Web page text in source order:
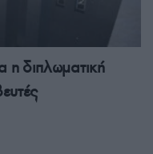
η διπλωματική